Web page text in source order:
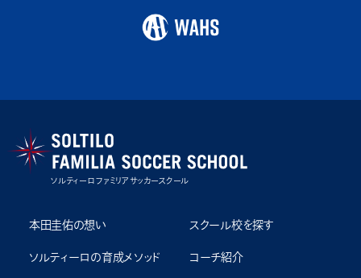
ソルティーロ ファミリア サッカースクール
本田圭佑の想い
ソルティーロの育成メソッド
スクール校を探す
コーチ紹介